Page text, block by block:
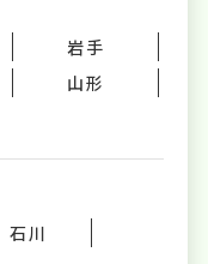
岩手
山形
石川